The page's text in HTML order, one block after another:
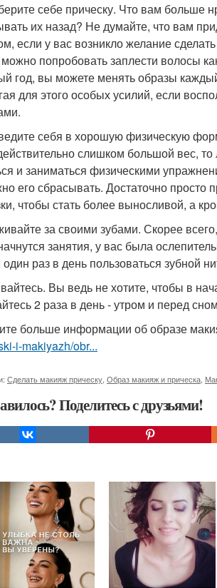
себе прическу. Что вам
их назад? Не думайте, что вам
если у вас возникло желание
попробовать заплести волосы
год, вы можете менять образы
для этого особых усилий, если
себя в хорошую физическую
слишком большой вес,
и заниматься физическими
его сбрасывать. Достаточно
чтобы стать более выносливой, а
за своими зубами. Скорее
занятия, у вас была
раз в день пользоваться зубной
Вы ведь не хотите, чтобы в
2 раза в день - утром и перед
больше информации об образе
i-makiyazh/obr...
Сделать макияж прическу Образ макияж и прическа
Поделитесь с друзьями!